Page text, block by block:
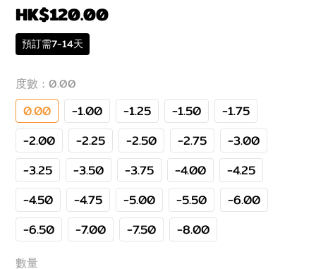
HK$120.00
預訂需7-14天
度數 : 0.00
0.00 -1.00 -1.25 -1.50
-1.75
-2.00
-2.25 -2.50 -2.75
-3.00
-3.25
-3.50 -3.75 -4.00
-4.25
-4.50
-4.75 -5.00 -5.50
-6.00
-6.50
-7.00 -7.50 -8.00
數量